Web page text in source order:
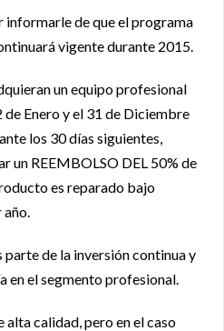
informarle de que el programa
vigente durante 2015.
un equipo profesional
Enero y el 31 de Diciembre
los 30 días siguientes,
un REEMBOLSO DEL 50% de
es reparado bajo
parte de la inversión continua y
en el segmento profesional.
calidad, pero en el caso